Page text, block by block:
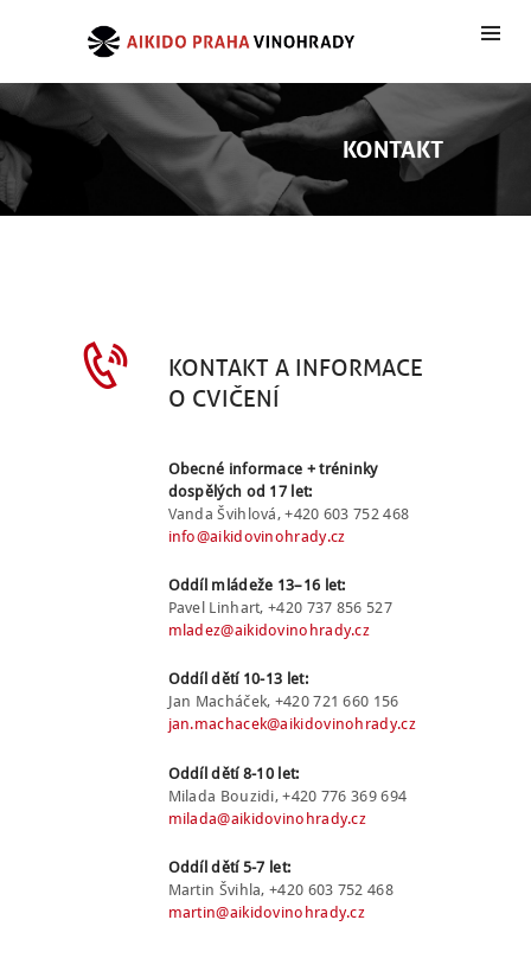
KONTAKT
KONTAKT A INFORMACE
O CVIČENÍ
Obecné informace + tréninky
dospělých od 17 let:
Vanda Švihlová,+420 603 752 468
info@aikidovinohrady.cz
Oddíl mládeže 13–16 let:
Pavel Linhart,+420 737 856 527
mladez@aikidovinohrady.cz
Oddíl dětí 10-13 let:
Jan Macháček, +420 721 660 156
jan.machacek@aikidovinohrady.cz
Oddíl dětí 8-10 let:
Milada Bouzidi,+420 776 369 694
milada@aikidovinohrady.cz
Oddíl dětí 5-7 let:
Martin Švihla,+420 603 752 468
martin@aikidovinohrady.cz